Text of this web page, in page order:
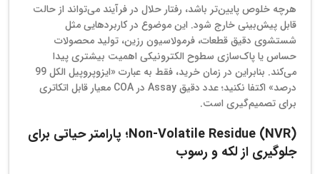
هرچه خلوص پایین‌تر باشد، رفتار حلال در فرآیند می‌تواند از حالت
قابل پیش‌بینی خارج شود. این موضوع در کاربردهایی مثل
شستشوی دقیق قطعات، فرمولاسیون رزین، تولید محصولات
حساس یا پاک‌سازی سطوح الکترونیکی اهمیت بیشتری پیدا
می‌کند. بنابراین در زمان خرید، فقط به عبارت «ایزوپروپیل الکل 99
درصد» اکتفا نکنید؛ عدد دقیق Assay در COA معیار قابل اتکاتری
برای تصمیم‌گیری است.
Non-Volatile Residue (NVR)؛ پارامتر حیاتی برای
جلوگیری از لکه و رسوب